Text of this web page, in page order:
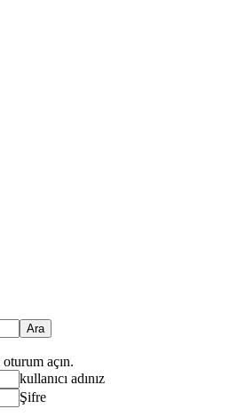
açın.
kullanıcı adınız
Şifre